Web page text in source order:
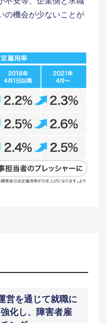
の機会が少ないことが
営を通じて就職に
化し、障害者雇